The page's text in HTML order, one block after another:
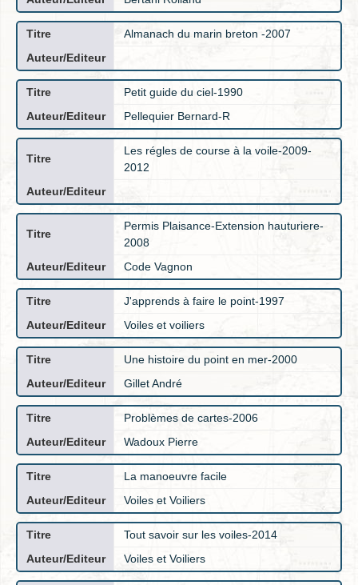
Almanach du marin breton -2007
Petit guide du ciel-1990
Pellequier Bernard-R
Les régles de course à la voile-2009-
2012
Permis Plaisance-Extension hauturiere-
2008
Code Vagnon
J'apprends à faire le point-1997
Voiles et voiliers
Une histoire du point en mer-2000
Gillet André
Problèmes de cartes-2006
Wadoux Pierre
La manoeuvre facile
Voiles et Voiliers
Tout savoir sur les voiles-2014
Voiles et Voiliers